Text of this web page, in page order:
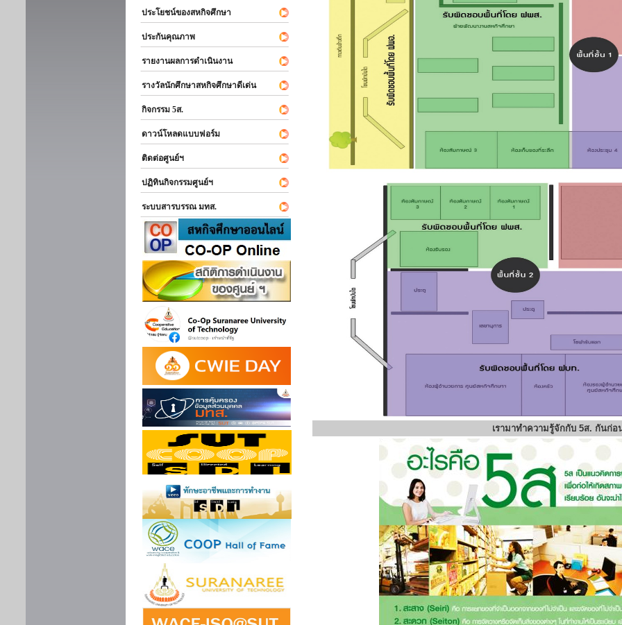
ประโยชน์ของสหกิจศึกษา
ประกันคุณภาพ
รายงานผลการดำเนินงาน
รางวัลนักศึกษาสหกิจศึกษาดีเด่น
กิจกรรม 5ส.
ดาวน์โหลดแบบฟอร์ม
ติดต่อศูนย์ฯ
ปฏิทินกิจกรรมศูนย์ฯ
ระบบสารบรรณ มทส.
เรามาทำความรู้จักกับ 5ส. กันก่อ